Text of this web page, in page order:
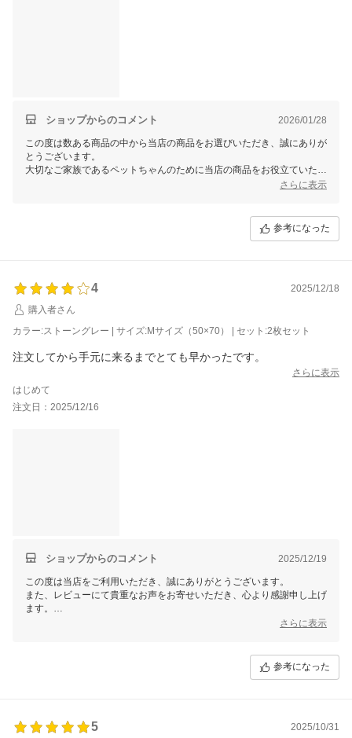
ショップからのコメント 2026/01/28
この度は数ある商品の中から当店の商品をお選びいただき、誠にありが
とうございます。
大切なご家族であるペットちゃんのために当店の商品をお役立ていただ
当店では、他にもリピート購入の多いペット商品や、お客様の生活に役
さらに表示
参考になった
4
2025/12/18
購入者さん
カラー:ストーングレー | サイズ:Mサイズ（50×70） | セット:2枚セット
さらに表示
はじめて
注文日：2025/12/16
ショップからのコメント 2025/12/19
この度は当店をご利用いただき、誠にありがとうございます。
また、レビューにて貴重なお声をお寄せいただき、心より感謝申し上げ
ます。
今後もより良い商品・サービスをご提供できるよう努めてまいります。
さらに表示
参考になった
5
2025/10/31